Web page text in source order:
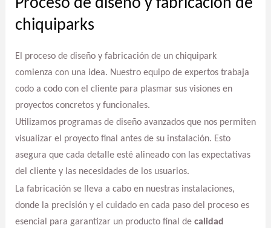
Proceso de diseño y fabricación de
chiquiparks
El proceso de diseño y fabricación de un chiquipark
comienza con una idea. Nuestro equipo de expertos trabaja
codo a codo con el cliente para plasmar sus visiones en
proyectos concretos y funcionales.
Utilizamos programas de diseño avanzados que nos permiten
visualizar el proyecto final antes de su instalación. Esto
asegura que cada detalle esté alineado con las expectativas
del cliente y las necesidades de los usuarios.
La fabricación se lleva a cabo en nuestras instalaciones,
donde la precisión y el cuidado en cada paso del proceso es
esencial para garantizar un producto final de calidad